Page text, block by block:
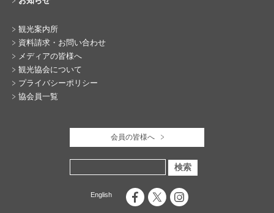
観光案内所
資料請求・お問い合わせ
メディアの皆様へ
観光協会について
プライバシーポリシー
協会員一覧
会員の皆様へ
English